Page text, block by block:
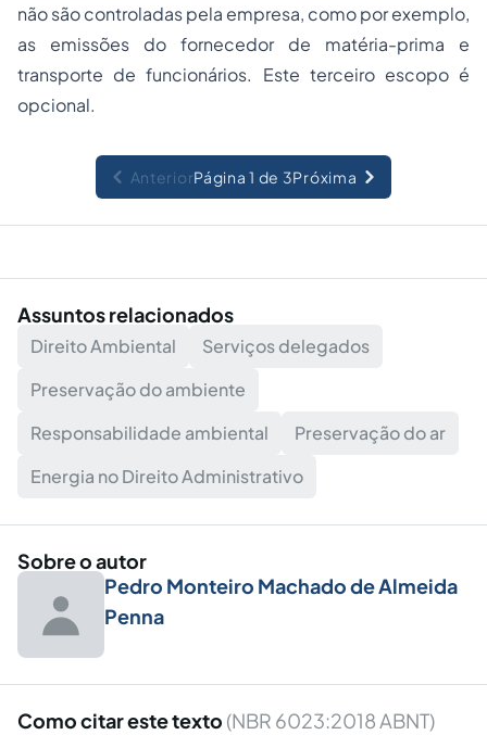
não são controladas pela empresa, como por exemplo,
as emissões do fornecedor de matéria-prima e
transporte de funcionários. Este terceiro escopo é
opcional.
AnteriorPágina 1 de 3Próxima
Assuntos relacionados
Direito Ambiental
Serviços delegados
Preservação do ambiente
Responsabilidade ambiental
Preservação do ar
Energia no Direito Administrativo
Sobre o autor
Pedro Monteiro Machado de Almeida
Penna
Como citar este texto (NBR 6023:2018 ABNT)